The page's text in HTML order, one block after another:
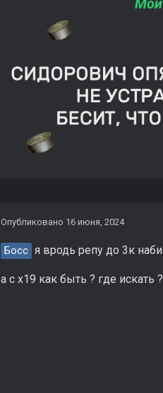
Опубликовано 16 июня, 2024
Босс я вродь репу до 3к
а с х19 как быть ? где искать